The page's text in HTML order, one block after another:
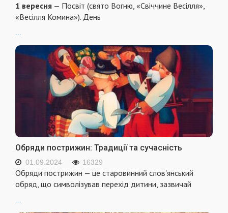
1 вересня — Посвіт (свято Вогню, «Свіччине Весілля»,
«Весілля Комина»). День
...
Обряди пострижин: Традиції та сучасність
01.09.2024 16329
Обряди пострижин — це старовинний слов'янський
обряд, що символізував перехід дитини, зазвичай